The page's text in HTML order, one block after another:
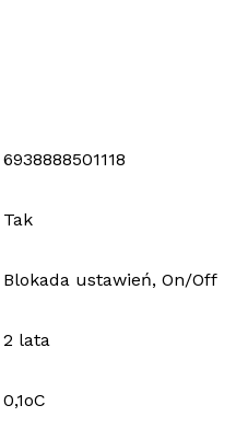
6938888501118
Tak
Blokada ustawień, On/Off
2 lata
0,1oC